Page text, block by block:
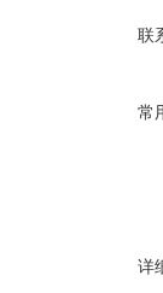
联
常
详